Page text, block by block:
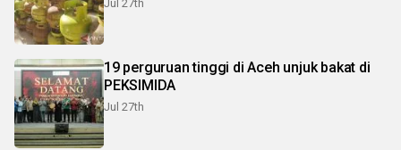
Jul 27th
19 perguruan tinggi di Aceh unjuk bakat di
PEKSIMIDA
Jul 27th